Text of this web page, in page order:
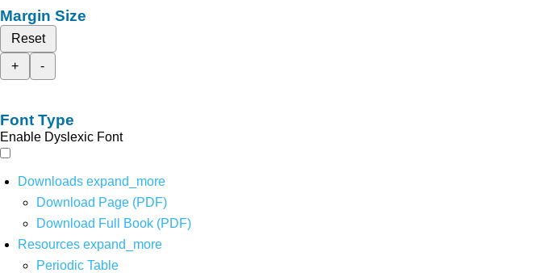
Margin Size
Reset
+
-
Font Type
Enable Dyslexic Font
Downloads expand_more
Download Page (PDF)
Download Full Book (PDF)
Resources expand_more
Periodic Table